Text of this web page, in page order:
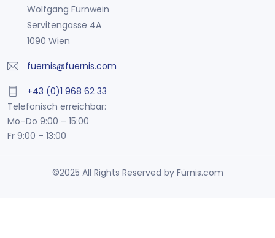
Wolfgang Fürnwein
Servitengasse 4A
1090 Wien
fuernis@fuernis.com
+43 (0)1 968 62 33
Telefonisch erreichbar:
Mo–Do 9:00 – 15:00
Fr 9:00 – 13:00
©2025 All Rights Reserved by Fürnis.com